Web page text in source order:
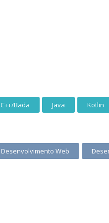
C++/Bada Java Kotlin
Desenvolvimento Web